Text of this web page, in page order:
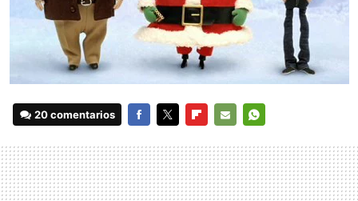
20 comentarios
MAIL